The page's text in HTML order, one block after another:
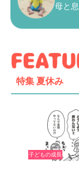
母と
特集 夏休み
子どもの成長